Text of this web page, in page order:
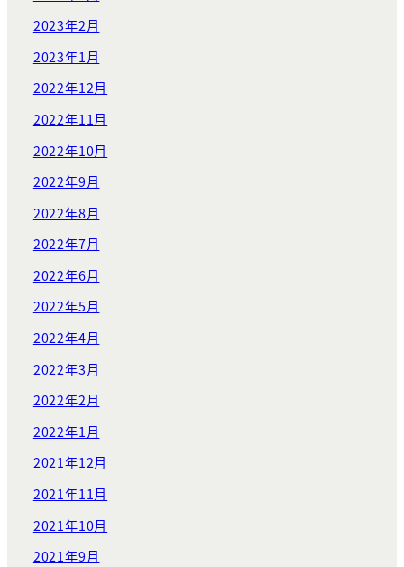
2023年2月
2023年1月
2022年12月
2022年11月
2022年10月
2022年9月
2022年8月
2022年7月
2022年6月
2022年5月
2022年4月
2022年3月
2022年2月
2022年1月
2021年12月
2021年11月
2021年10月
2021年9月